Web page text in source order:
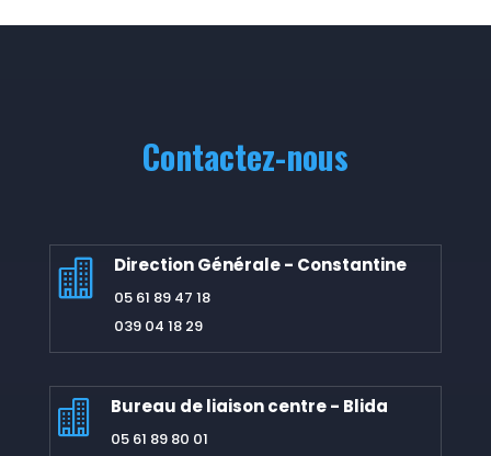
Contactez-nous
 Direction Générale - Constantine
05 61 89 47 18
039 04 18 29
 Bureau de liaison centre - Blida
05 61 89 80 01